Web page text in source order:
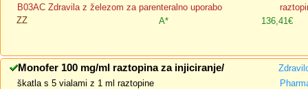
B03AC Zdravila z železom za parenteralno uporabo
ZZ
A* 136,41€
Monofer 100 mg/ml raztopina za injiciranje/
škatla s 5 vialami z 1 ml raztopine